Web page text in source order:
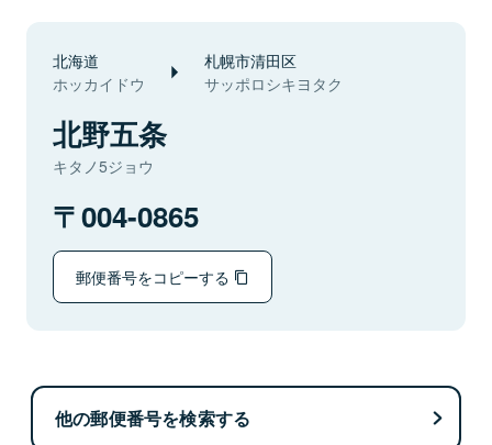
北海道
ホッカイドウ
札幌市清田区
サッポロシキヨタク
北野五条
キタノ5ジョウ
004-0865
郵便番号をコピーする
他の郵便番号を検索する